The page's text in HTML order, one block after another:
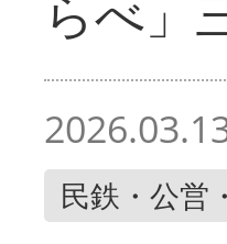
らべ」
民鉄・公営